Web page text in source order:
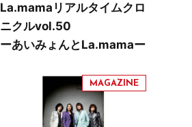
La.mamaリアルタイムクロ
ニクルvol.50
ーあいみょんとLa.mamaー